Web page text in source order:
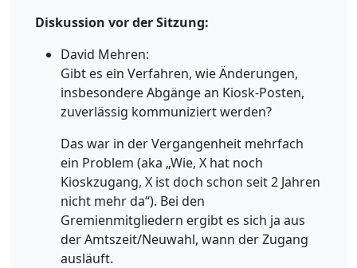
Diskussion vor der Sitzung:
David Mehren:
Gibt es ein Verfahren, wie Änderungen,
insbesondere Abgänge an Kiosk-Posten,
zuverlässig kommuniziert werden?
Das war in der Vergangenheit mehrfach
ein Problem (aka „Wie, X hat noch
Kioskzugang, X ist doch schon seit 2 Jahren
nicht mehr da“). Bei den
Gremienmitgliedern ergibt es sich ja aus
der Amtszeit/Neuwahl, wann der Zugang
ausläuft.